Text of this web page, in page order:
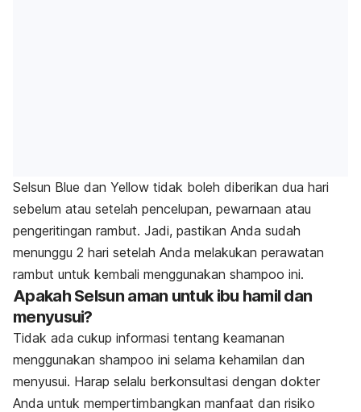
Selsun Blue dan Yellow tidak boleh diberikan dua hari
sebelum atau setelah pencelupan, pewarnaan atau
pengeritingan rambut. Jadi, pastikan Anda sudah
menunggu 2 hari setelah Anda melakukan perawatan
rambut untuk kembali menggunakan shampoo ini.
Apakah Selsun aman untuk ibu hamil dan
menyusui?
Tidak ada cukup informasi tentang keamanan
menggunakan shampoo ini selama kehamilan dan
menyusui. Harap selalu berkonsultasi dengan dokter
Anda untuk mempertimbangkan manfaat dan risiko